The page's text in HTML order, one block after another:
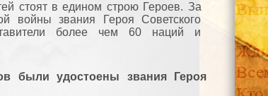
стоят в едином строю Героев. За
войны звания Героя Советского
более чем 60 наций и
были удостоены звания Героя